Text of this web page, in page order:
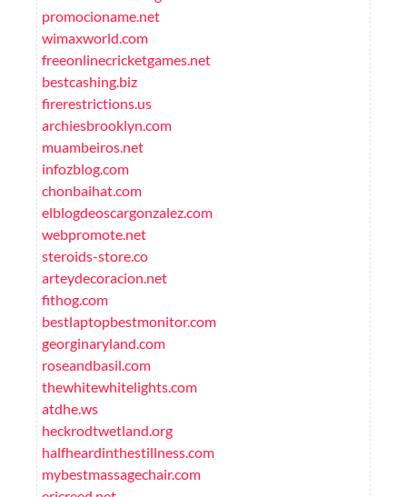
promocioname.net
wimaxworld.com
freeonlinecricketgames.net
bestcashing.biz
firerestrictions.us
archiesbrooklyn.com
muambeiros.net
infozblog.com
chonbaihat.com
elblogdeoscargonzalez.com
webpromote.net
steroids-store.co
arteydecoracion.net
fithog.com
bestlaptopbestmonitor.com
georginaryland.com
roseandbasil.com
thewhitewhitelights.com
atdhe.ws
heckrodtwetland.org
halfheardinthestillness.com
mybestmassagechair.com